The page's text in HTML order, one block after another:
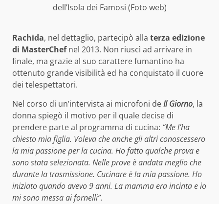
dell’Isola dei Famosi (Foto web)
Rachida, nel dettaglio, partecipò alla terza edizione
di MasterChefnel 2013. Non riuscì ad arrivare in
finale, ma grazie al suo carattere fumantino ha
ottenuto grande visibilità ed ha conquistato il cuore
dei telespettatori.
Nel corso di un’intervista ai microfoni deIl Giorno, la
donna spiegò il motivo per il quale decise di
prendere parte al programma di cucina: “Me l’ha
chiesto mia figlia. Voleva che anche gli altri conoscessero
la mia passione per la cucina. Ho fatto qualche prova e
sono stata selezionata. Nelle prove è andata meglio che
durante la trasmissione. Cucinare è la mia passione. Ho
iniziato quando avevo 9 anni. La mamma era incinta e io
mi sono messa ai fornelli”.